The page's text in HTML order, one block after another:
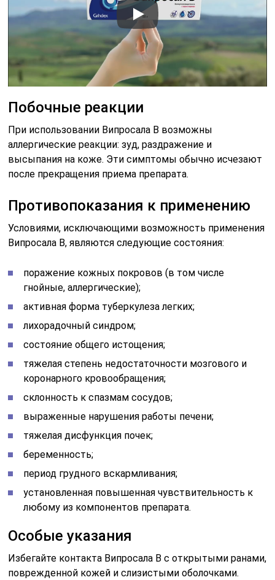
Побочные реакции
При использовании Випросала В возможны
аллергические реакции: зуд, раздражение и
высыпания на коже. Эти симптомы обычно исчезают
после прекращения приема препарата.
Противопоказания к применению
Условиями, исключающими возможность применения
Випросала В, являются следующие состояния:
поражение кожных покровов (в том числе
гнойные, аллергические);
активная форма туберкулеза легких;
лихорадочный синдром;
состояние общего истощения;
тяжелая степень недостаточности мозгового и
коронарного кровообращения;
склонность к спазмам сосудов;
выраженные нарушения работы печени;
тяжелая дисфункция почек;
беременность;
период грудного вскармливания;
установленная повышенная чувствительность к
любому из компонентов препарата.
Особые указания
Избегайте контакта Випросала В с открытыми ранами,
поврежденной кожей и слизистыми оболочками.